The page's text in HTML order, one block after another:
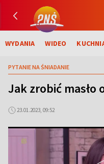
WYDANIA WIDEO
PYTANIE NA ŚNIADANIE
Jak zrobić masło
23.01.2023, 09:52